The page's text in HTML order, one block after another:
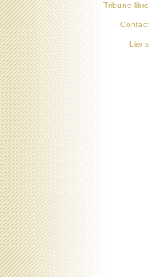
Tribune libre
Contact
Liens